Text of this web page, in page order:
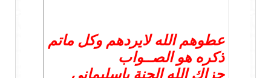
عطوهم الله لايردهم وكل ماتم
ذكره هو الصــواب
جزاك الله الجنة ياسليماني